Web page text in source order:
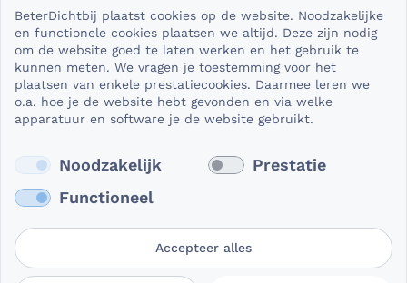
essentieel dat die beveiligd worden uitgewisseld. En dat
die gegevens niet in verkeerde handen vallen. Daar kun je
op rekenen bij BeterDichtbij.
Lees verder
BeterDichtbij plaatst cookies op de website. Noodzakelijke
en functionele cookies plaatsen we altijd. Deze zijn nodig
om de website goed te laten werken en het gebruik te
kunnen meten. We vragen je toestemming voor het
plaatsen van enkele prestatiecookies. Daarmee leren we
o.a. hoe je de website hebt gevonden en via welke
apparatuur en software je de website gebruikt.
Noodzakelijk
Prestatie
Functioneel
Accepteer alles